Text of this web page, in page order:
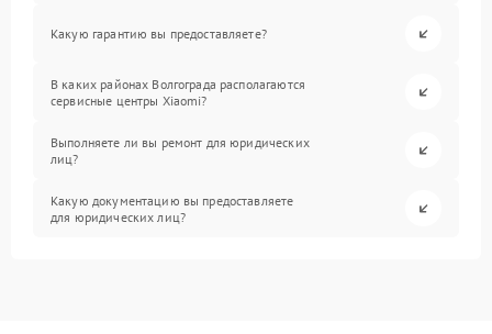
Какую гарантию вы предоставляете?
В каких районах Волгограда располагаются
сервисные центры Xiaomi?
Выполняете ли вы ремонт для юридических
лиц?
Какую документацию вы предоставляете
для юридических лиц?